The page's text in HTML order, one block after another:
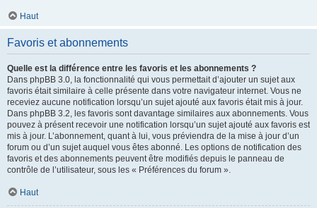
Haut
Favoris et abonnements
Quelle est la différence entre les favoris et les abonnements ?
Dans phpBB 3.0, la fonctionnalité qui vous permettait d’ajouter un sujet aux
favoris était similaire à celle présente dans votre navigateur internet. Vous ne
receviez aucune notification lorsqu’un sujet ajouté aux favoris était mis à jour.
Dans phpBB 3.2, les favoris sont davantage similaires aux abonnements. Vous
pouvez à présent recevoir une notification lorsqu’un sujet ajouté aux favoris est
mis à jour. L’abonnement, quant à lui, vous préviendra de la mise à jour d’un
forum ou d’un sujet auquel vous êtes abonné. Les options de notification des
favoris et des abonnements peuvent être modifiés depuis le panneau de
contrôle de l’utilisateur, sous les « Préférences du forum ».
Haut